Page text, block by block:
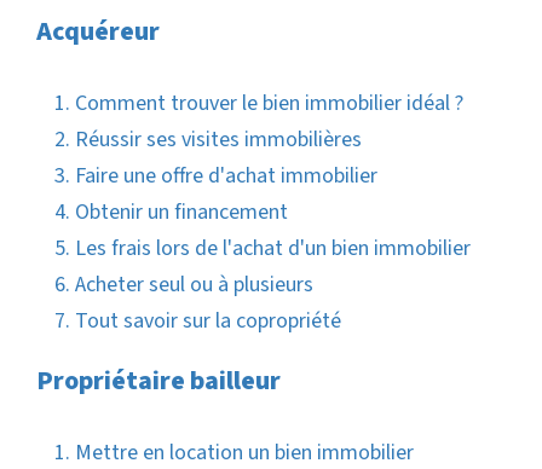
Acquéreur
1. Comment trouver le bien immobilier idéal ?
2. Réussir ses visites immobilières
3. Faire une offre d'achat immobilier
4. Obtenir un financement
5. Les frais lors de l'achat d'un bien immobilier
6. Acheter seul ou à plusieurs
7. Tout savoir sur la copropriété
Propriétaire bailleur
1. Mettre en location un bien immobilier